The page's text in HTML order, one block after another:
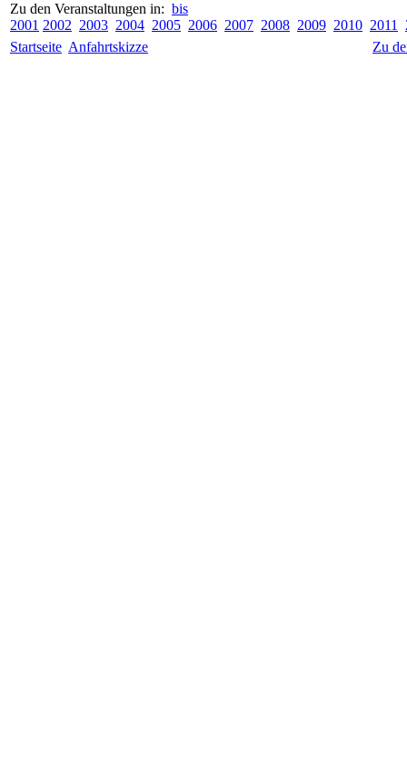
Zu den Veranstaltungen in: bis
2001 2002 2003 2004 2005 2006 2007 2008 2009 2010 2011
Startseite Anfahrtskizze Zu